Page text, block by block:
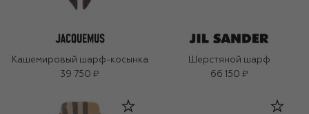
Кашемировый шарф-косынка
39 750 ₽
Шерстяной шарф
66 150 ₽